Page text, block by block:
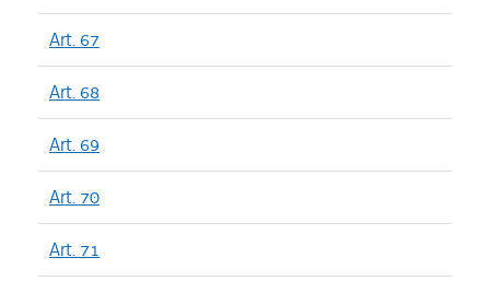
Art. 67
Art. 68
Art. 69
Art. 70
Art. 71